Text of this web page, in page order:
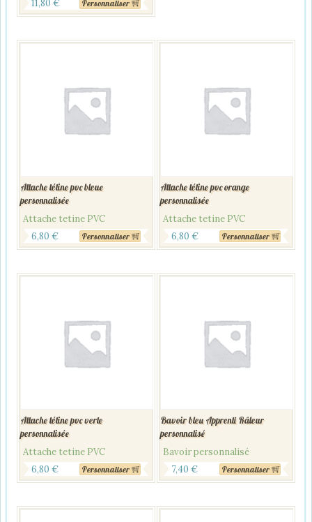
11,80 € Personnaliser
Attache tétine pvc bleue
personnalisée
Attache tetine PVC
6,80 € Personnaliser
Attache tétine pvc orange
personnalisée
Attache tetine PVC
6,80 € Personnaliser
Attache tétine pvc verte
personnalisée
Attache tetine PVC
6,80 € Personnaliser
Bavoir bleu Apprenti Râleur
personnalisé
Bavoir personnalisé
7,40 € Personnaliser